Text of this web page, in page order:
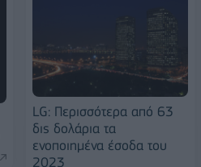
LG: Περισσότερα από 63
δις δολάρια τα
ενοποιημένα έσοδα του
2023